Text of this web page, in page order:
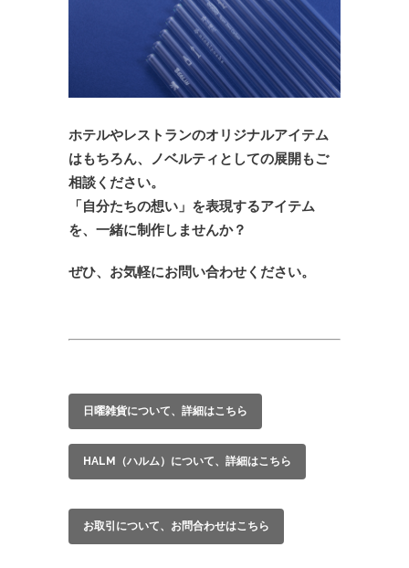
ホテルやレストランのオリジナルアイテム
はもちろん、ノベルティとしての展開もご
相談ください。
「自分たちの想い」を表現するアイテム
を、一緒に制作しませんか？
ぜひ、お気軽にお問い合わせください。
日曜雑貨について、詳細はこちら
HALM（ハルム）について、詳細はこちら
お取引について、お問合わせはこちら